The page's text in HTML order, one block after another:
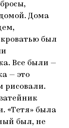
Дома
был
Все были —
— это
рисовали.
«Тетя» была
был, не